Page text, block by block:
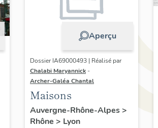
Aperçu
Dossier IA69000493 | Réalisé par
Chalabi Maryannick -
Archer-Galéa Chantal
Maisons
Auvergne-Rhône-Alpes>
Rhône > Lyon